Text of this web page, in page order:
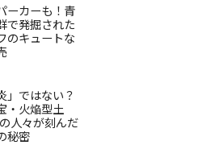
ーカーも！青
で発掘された
のキュートな
」ではない？
・火焔型土
人々が刻んだ
秘密